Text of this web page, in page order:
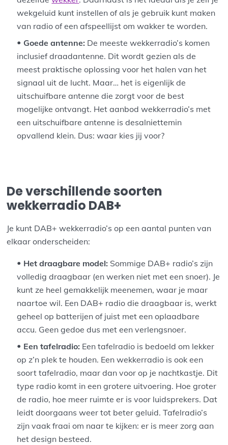
wekgeluid kunt instellen of als je gebruik kunt maken
van radio of een afspeellijst om wakker te worden.
Goede antenne: De meeste wekkerradio’s komen
inclusief draadantenne. Dit wordt gezien als de
meest praktische oplossing voor het halen van het
signaal uit de lucht. Maar… het is eigenlijk de
uitschuifbare antenne die zorgt voor de best
mogelijke ontvangt. Het aanbod wekkerradio’s met
een uitschuifbare antenne is desalniettemin
opvallend klein. Dus: waar kies jij voor?
De verschillende soorten
wekkerradio DAB+
Je kunt DAB+ wekkerradio’s op een aantal punten van
elkaar onderscheiden:
Het draagbare model: Sommige DAB+ radio’s zijn
volledig draagbaar (en werken niet met een snoer). Je
kunt ze heel gemakkelijk meenemen, waar je maar
naartoe wil. Een DAB+ radio die draagbaar is, werkt
geheel op batterijen of juist met een oplaadbare
accu. Geen gedoe dus met een verlengsnoer.
Een tafelradio: Een tafelradio is bedoeld om lekker
op z’n plek te houden. Een wekkerradio is ook een
soort tafelradio, maar dan voor op je nachtkastje. Dit
type radio komt in een grotere uitvoering. Hoe groter
de radio, hoe meer ruimte er is voor luidsprekers. Dat
leidt doorgaans weer tot beter geluid. Tafelradio’s
zijn vaak fraai om naar te kijken: er is meer zorg aan
het design besteed.